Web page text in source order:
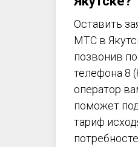
Оставить
МТС в
позвонив
телефона 8
оператор
поможет
тариф